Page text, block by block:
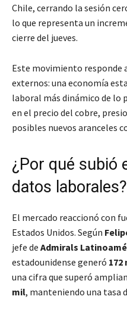
Chile, cerrando la sesión
lo que representa un
cierre del jueves.
Este movimiento responde
externos: una economía
laboral más dinámico de lo
en el precio del cobre,
posibles nuevos aranceles
¿Por qué subió
datos laborales?
El mercado reaccionó con
Estados Unidos. Según
jefe de Admirals
estadounidense generó
una cifra que superó
mil, manteniendo una tasa